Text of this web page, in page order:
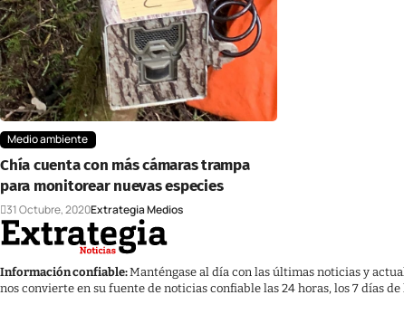
Medio ambiente
Chía cuenta con más cámaras trampa
para monitorear nuevas especies
31 Octubre, 2020Extrategia Medios
Información confiable:Manténgase al día con las últimas noticias y
nos convierte en su fuente de noticias confiable las 24 horas, los 7 días de